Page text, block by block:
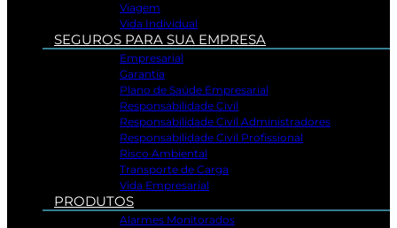
Viagem
Vida Individual
SEGUROS PARA SUA EMPRESA
Empresarial
Garantia
Plano de Saúde Empresarial
Responsabilidade Civil
Responsabilidade Civil Administradores
Responsabilidade Civil Profissional
Risco Ambiental
Transporte de Carga
Vida Empresarial
PRODUTOS
Alarmes Monitorados